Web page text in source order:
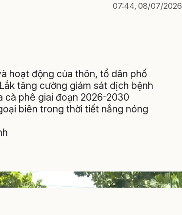
07:44, 08/07/2026
hoạt động của thôn, tổ dân phố
tăng cường giám sát dịch bệnh
cà phê giai đoạn 2026-2030
biên trong thời tiết nắng nóng